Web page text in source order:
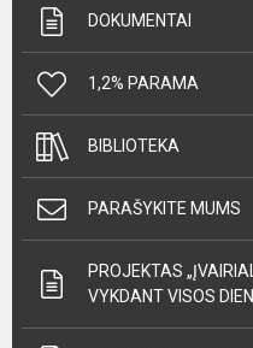
DOKUMENTAI
1,2% PARAMA
BIBLIOTEKA
PARAŠYKITE MUMS
PROJEKTAS
VYKDANT VISOS